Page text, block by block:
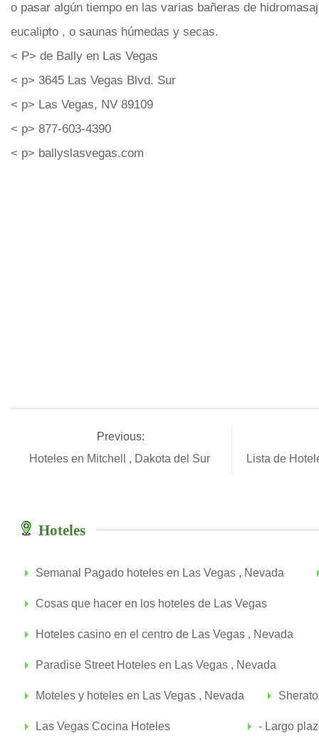
o pasar algún tiempo en las varias bañeras de
eucalipto , o saunas húmedas y secas.
< P> de Bally en Las Vegas
< p> 3645 Las Vegas Blvd. Sur
< p> Las Vegas, NV 89109
< p> 877-603-4390
< p> ballyslasvegas.com
Previous:
Hoteles en Mitchell , Dakota del Sur
Lista de
Hoteles
Semanal Pagado hoteles en Las Vegas , Nevada
Cosas que hacer en los hoteles de Las Vegas
Hoteles casino en el centro de Las Vegas , Nevada
Paradise Street Hoteles en Las Vegas , Nevada
Moteles y hoteles en Las Vegas , Nevada
Las Vegas Cocina Hoteles - Largo